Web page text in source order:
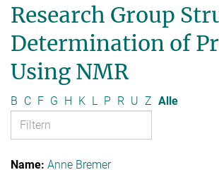
Research Group
Determination of
Using NMR
B C F G H K L P R U Z Alle
Anne Bremer